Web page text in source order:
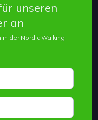
unseren
an
der Nordic Walking